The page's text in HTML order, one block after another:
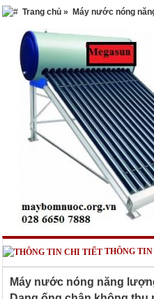
Trang chủ » Máy nước nóng
THÔNG
Máy nước nóng năng